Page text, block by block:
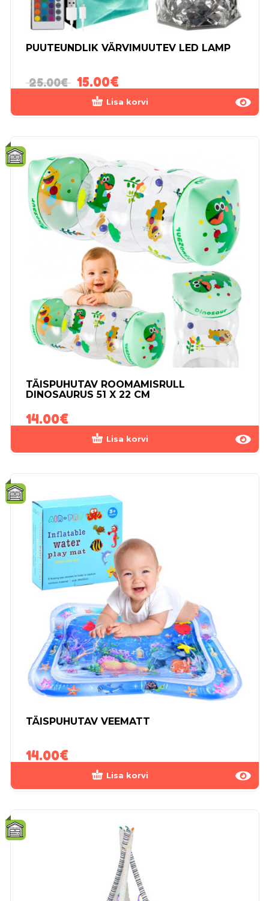
PUUTEUNDLIK VÄRVIMUUTEV LED LAMP
25.00€ 15.00€
Lisa korvi
TÄISPUHUTAV ROOMAMISRULL
DINOSAURUS 51 X 22 CM
14.00€
Lisa korvi
TÄISPUHUTAV VEEMATT
14.00€
Lisa korvi